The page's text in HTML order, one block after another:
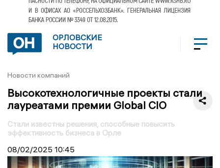
ОРЛОВСКИЕ
НОВОСТИ
Новости компаний
Высокотехнологичные проекты стали
лауреатами премии Global CIO
Стали известны решения, способные повысить
эффективность бизнеса в Орле
08/02/2025 10:45